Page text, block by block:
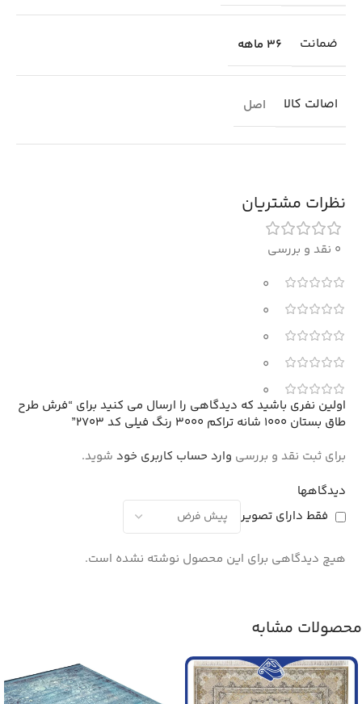
ضمانت 36 ماهه
اصالت کالا اصل
نظرات مشتریان
0 نقد و بررسی
0
0
0
0
0
دیدگاهها
فقط دارای تصویر
هیچ دیدگاهی برای این محصول نوشته نشده است.
اولین نفری باشید که دیدگاهی را ارسال می کنید برای “فرش طرح
طاق بستان 1000 شانه تراکم 3000 رنگ فیلی کد 2703”
برای ثبت نقد و بررسی وارد حساب کاربری خود شوید.
محصولات مشابه